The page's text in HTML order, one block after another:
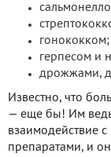
гонококком;
герпесом и
дрожжами,
Известно, что
— еще бы! Им ведь
взаимодействие
препаратами, и